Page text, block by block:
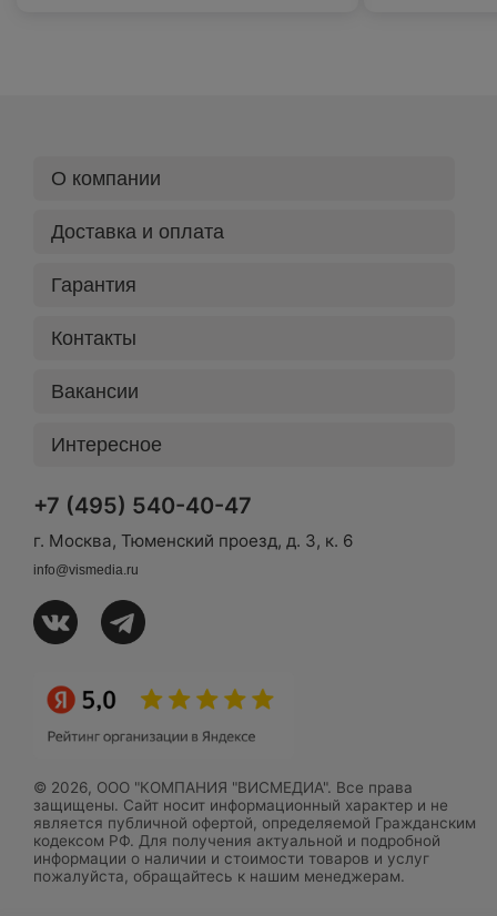
О компании
Доставка и оплата
Гарантия
Контакты
Вакансии
Интересное
+7 (495) 540-40-47
г. Москва, Тюменский проезд, д. 3, к. 6
info@vismedia.ru
© 2026, ООО "КОМПАНИЯ "ВИСМЕДИА". Все права
защищены. Сайт носит информационный характер и не
является публичной офертой, определяемой Гражданским
кодексом РФ. Для получения актуальной и подробной
информации о наличии и стоимости товаров и услуг
пожалуйста, обращайтесь к нашим менеджерам.